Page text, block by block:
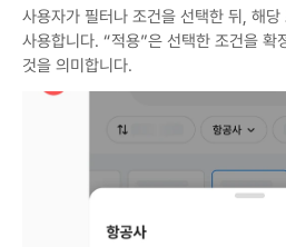
사용자가 필터나 조건을 선택한 뒤, 해
사용합니다. “적용”은 선택한 조건을 확
것을 의미합니다.